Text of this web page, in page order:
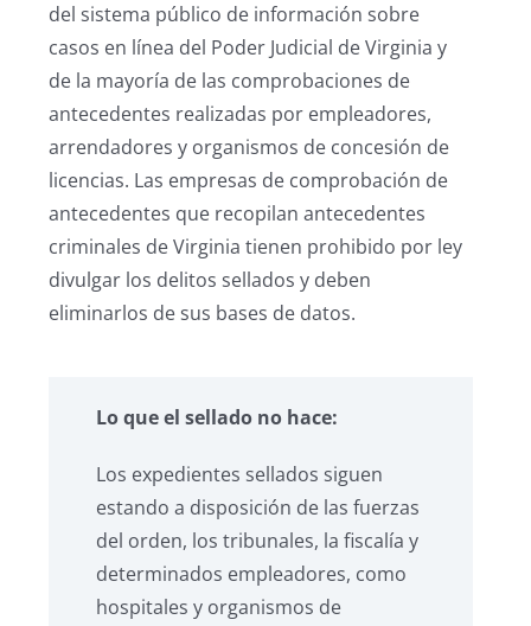
del sistema público de información sobre
casos en línea del Poder Judicial de Virginia y
de la mayoría de las comprobaciones de
antecedentes realizadas por empleadores,
arrendadores y organismos de concesión de
licencias. Las empresas de comprobación de
antecedentes que recopilan antecedentes
criminales de Virginia tienen prohibido por ley
divulgar los delitos sellados y deben
eliminarlos de sus bases de datos.
Lo que el sellado no hace:
Los expedientes sellados siguen
estando a disposición de las fuerzas
del orden, los tribunales, la fiscalía y
determinados empleadores, como
hospitales y organismos de